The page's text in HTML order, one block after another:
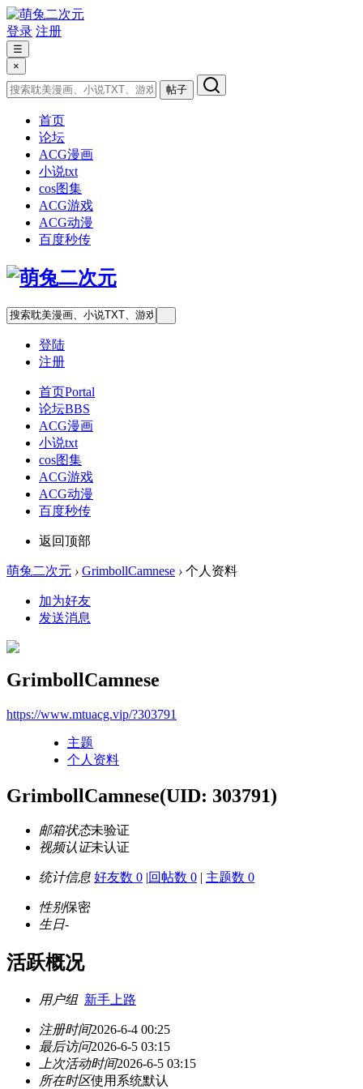
登录 注册
☰
×
帖子
首页
论坛
ACG漫画
小说txt
cos图集
ACG游戏
ACG动漫
百度秒传
登陆
注册
首页Portal
论坛BBS
ACG漫画
小说txt
cos图集
ACG游戏
ACG动漫
百度秒传
返回顶部
萌兔二次元 › GrimbollCamnese › 个人资料
加为好友
发送消息
GrimbollCamnese
https://www.mtuacg.vip/?303791
主题
个人资料
GrimbollCamnese(UID: 303791)
邮箱状态未验证
视频认证未认证
统计信息 好友数 0 |回帖数 0 | 主题数 0
性别保密
生日-
活跃概况
用户组 新手上路
注册时间2026-6-4 00:25
最后访问2026-6-5 03:15
上次活动时间2026-6-5 03:15
所在时区使用系统默认